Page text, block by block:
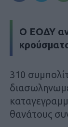
Ο ΕΟΔΥ
310
θανάτους